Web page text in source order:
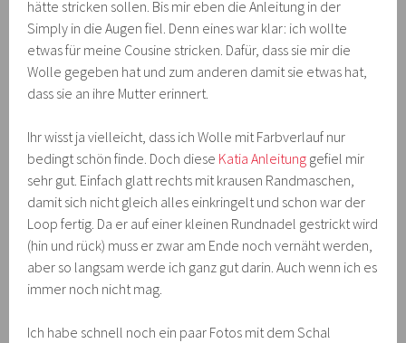
hätte stricken sollen. Bis mir eben die Anleitung in der
Simply in die Augen fiel. Denn eines war klar: ich wollte
etwas für meine Cousine stricken. Dafür, dass sie mir die
Wolle gegeben hat und zum anderen damit sie etwas hat,
dass sie an ihre Mutter erinnert.
Ihr wisst ja vielleicht, dass ich Wolle mit Farbverlauf nur
bedingt schön finde. Doch diese Katia Anleitung gefiel mir
sehr gut. Einfach glatt rechts mit krausen Randmaschen,
damit sich nicht gleich alles einkringelt und schon war der
Loop fertig. Da er auf einer kleinen Rundnadel gestrickt wird
(hin und rück) muss er zwar am Ende noch vernäht werden,
aber so langsam werde ich ganz gut darin. Auch wenn ich es
immer noch nicht mag.
Ich habe schnell noch ein paar Fotos mit dem Schal